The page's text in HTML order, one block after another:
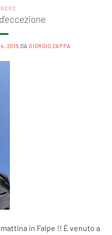
2015 DAGIORGIO ZAPPA
in Falpe !! È venuto a